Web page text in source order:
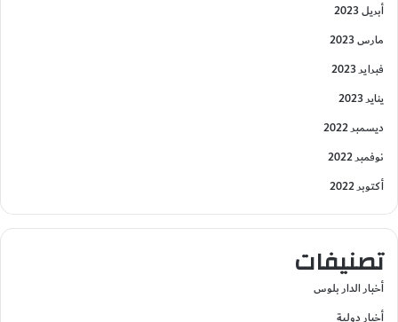
أبريل 2023
مارس 2023
فبراير 2023
يناير 2023
ديسمبر 2022
نوفمبر 2022
أكتوبر 2022
تصنيفات
أخبار الدار بلوس
أخبار دولية